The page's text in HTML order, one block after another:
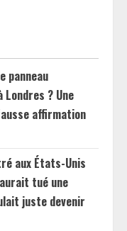
panneau
? Une
affirmation
aux États-Unis
tué une
juste devenir